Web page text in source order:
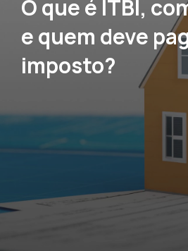
O que é ITBI,
e quem deve
imposto?